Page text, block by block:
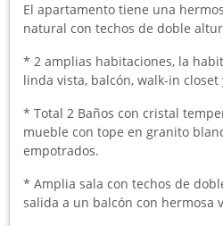
El apartamento tiene una
natural con techos de doble
* 2 amplias habitaciones, la
linda vista, balcón, walk-in
* Total 2 Baños con cristal
mueble con tope en granito
empotrados.
* Amplia sala con techos de
salida a un balcón con hermosa